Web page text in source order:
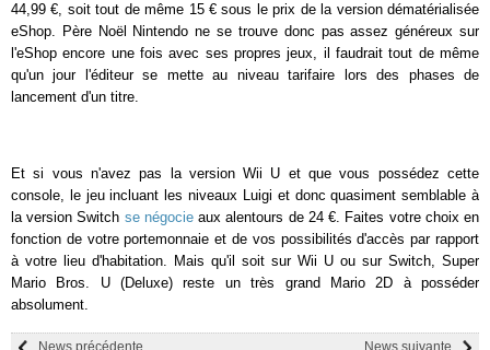
44,99 €, soit tout de même 15 € sous le prix de la version dématérialisée
eShop. Père Noël Nintendo ne se trouve donc pas assez généreux sur
l'eShop encore une fois avec ses propres jeux, il faudrait tout de même
qu'un jour l'éditeur se mette au niveau tarifaire lors des phases de
lancement d'un titre.
Et si vous n'avez pas la version Wii U et que vous possédez cette
console, le jeu incluant les niveaux Luigi et donc quasiment semblable à
la version Switch se négocieaux alentours de 24 €. Faites votre choix en
fonction de votre portemonnaie et de vos possibilités d'accès par rapport
à votre lieu d'habitation. Mais qu'il soit sur Wii U ou sur Switch, Super
Mario Bros. U (Deluxe) reste un très grand Mario 2D à posséder
absolument.
News suivante
News précédente